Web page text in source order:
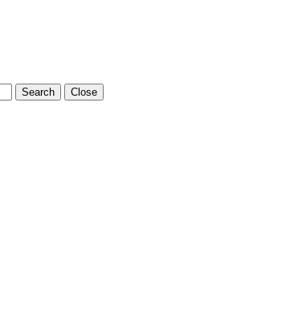
Search Close